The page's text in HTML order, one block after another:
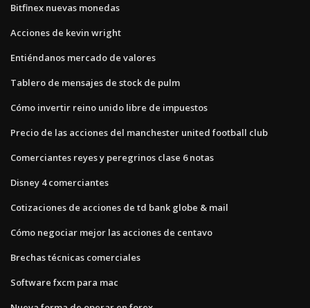
Bitfinex nuevas monedas
Acciones de kevin wright
Entiéndanos mercado de valores
Tablero de mensajes de stock de pulm
Cómo invertir reino unido libre de impuestos
Precio de las acciones del manchester united football club
Comerciantes reyes y peregrinos clase 6 notas
Disney 4 comerciantes
Cotizaciones de acciones de td bank globe & mail
Cómo negociar mejor las acciones de centavo
Brechas técnicas comerciales
Software fxcm para mac